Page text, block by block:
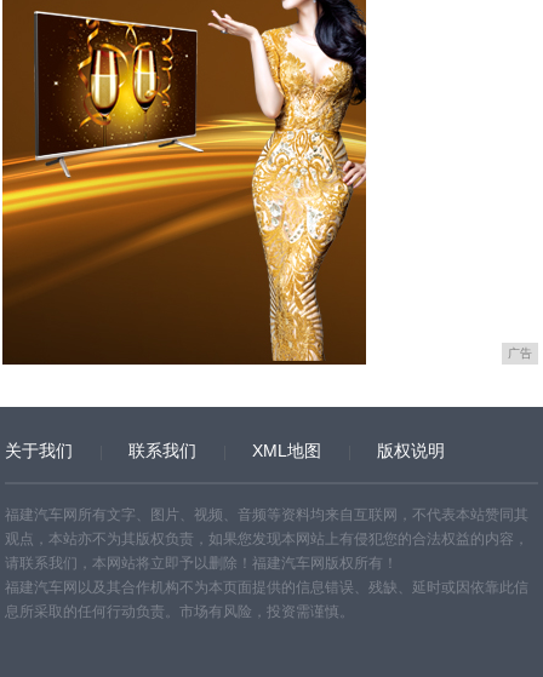
广告
关于我们 联系我们 XML地图 版权说明
网站地图 TXT
福建汽车网所有文字、图片、视频、音频等资料均来自互联网，不代表本站赞同其
观点，本站亦不为其版权负责，如果您发现本网站上有侵犯您的合法权益的内容，
请联系我们，本网站将立即予以删除！福建汽车网版权所有！
福建汽车网以及其合作机构不为本页面提供的信息错误、残缺、延时或因依靠此信
息所采取的任何行动负责。市场有风险，投资需谨慎。